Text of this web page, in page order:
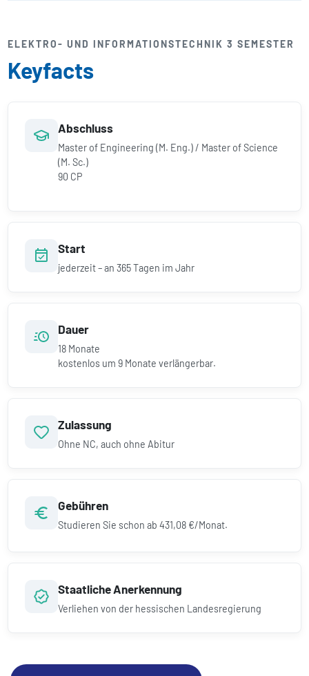
ELEKTRO- UND INFORMATIONS­TECHNIK 3 SEMESTER
Keyfacts
Abschluss
Master of Engineering (M. Eng.) / Master of Science
(M. Sc.)
90 CP
Start
jederzeit – an 365 Tagen im Jahr
Dauer
18 Monate
kostenlos um9 Monate verlängerbar.
Zulassung
Ohne NC, auch ohne Abitur
Gebühren
Studieren Sie schon ab431,08 €/Monat.
Staatliche Anerkennung
Verliehen von der hessischen Landesregierung